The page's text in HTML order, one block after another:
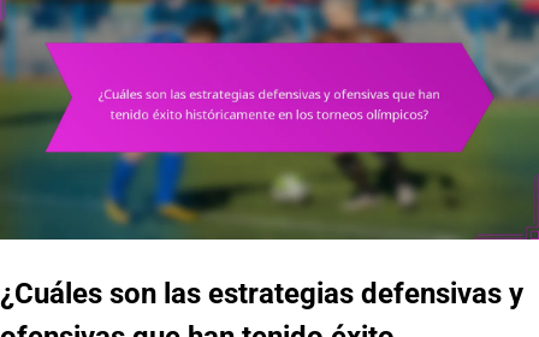
¿Cuáles son las estrategias defensivas y